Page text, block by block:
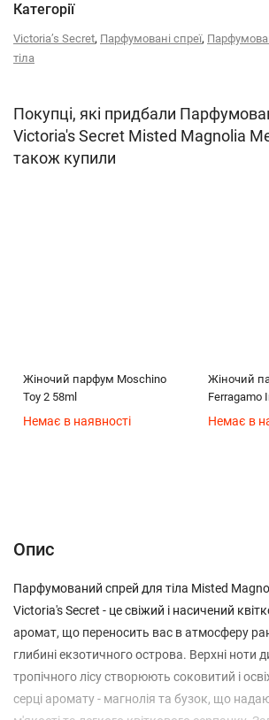
Категорії
Victoria’s Secret, Парфумовані спреї,
тіла
Покупці, які придбали
Victoria's Secret Misted Magnolia
також купили
Жіночий парфум Moschino
Toy 2 58ml
Немає в наявності
Жіночий
Ferragamo
Немає в
Опис
Парфумований спрей для тіла Misted
Victoria's Secret - це свіжий і насичений
аромат, що переносить вас в атмосферу
глибині екзотичного острова. Верхні ноти
тропічного лісу створюють соковитий і
серці аромату - магнолія та бузок, що